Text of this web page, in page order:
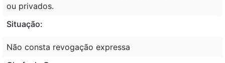
ou privados.
Situação:
Não consta revogação expressa